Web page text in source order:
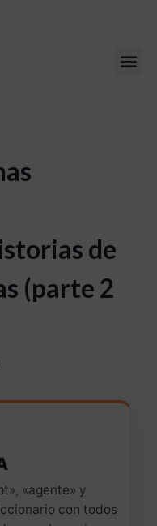
de
(parte 2
«agente» y
con todos